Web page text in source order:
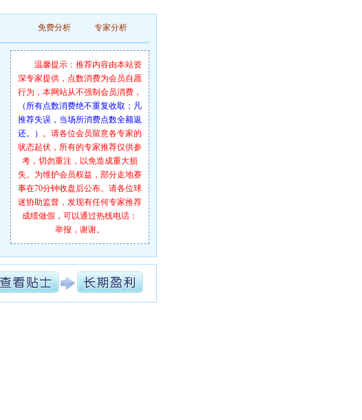
专家分析
免费分析
温馨提示：推荐内容由本站资
深专家提供，点数消费为会员自愿
行为，本网站从不强制会员消费，
（所有点数消费绝不重复收取；凡
推荐失误，当场所消费点数全额返
还。） 。请各位会员留意各专家的
状态起伏，所有的专家推荐仅供参
考，切勿重注，以免造成重大损
失。为维护会员权益，部分走地赛
事在70分钟收盘后公布。请各位球
迷协助监督，发现有任何专家推荐
成绩做假，可以通过热线电话：
举报，谢谢。